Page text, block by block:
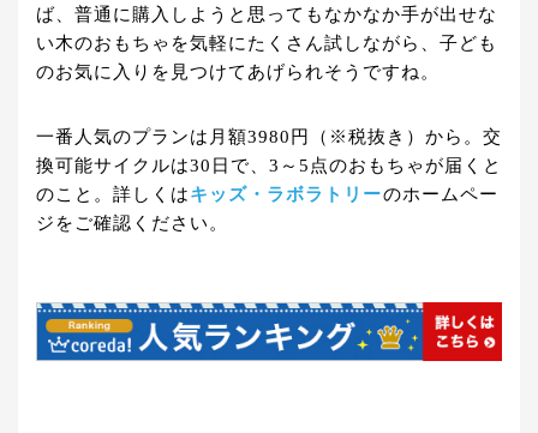
ば、普通に購入しようと思ってもなかなか手が出せな
い木のおもちゃを気軽にたくさん試しながら、子ども
のお気に入りを見つけてあげられそうですね。
一番人気のプランは月額3980円（※税抜き）から。交
換可能サイクルは30日で、3～5点のおもちゃが届くと
のこと。詳しくはキッズ・ラボラトリーのホームペー
ジをご確認ください。